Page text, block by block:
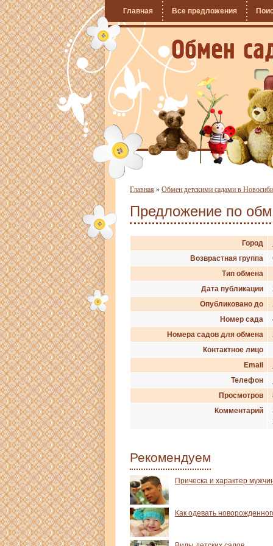
Главная Все предложения
Главная » Обмен детскими садами в
Предложение по
Город
Возврастная группа
Тип обмена
Дата публикации
Опубликовано до
Номер сада
Номера садов для обмена
Контактное лицо
Email
Телефон
Просмотров
Комментарий
Рекомендуем
Прическа и характер
Как одевать